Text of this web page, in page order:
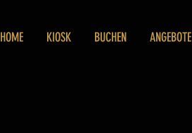
HOME KIOSK BUCHEN ANGEBOTE